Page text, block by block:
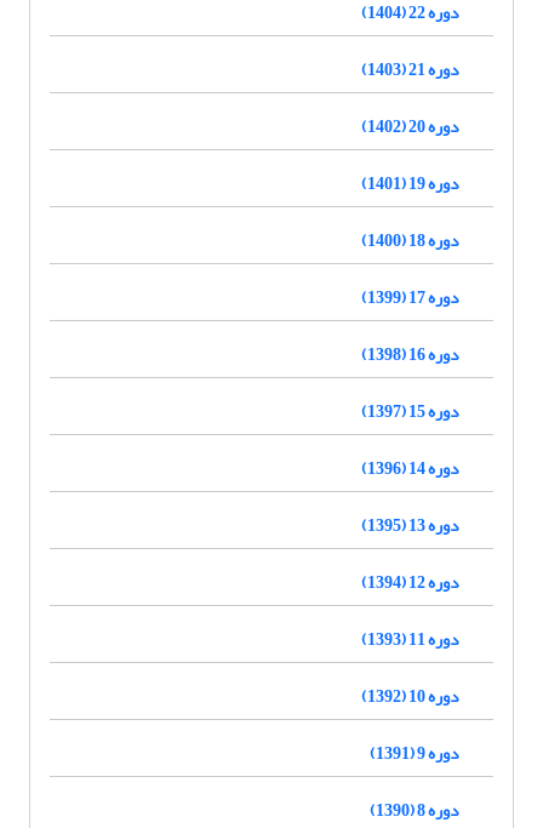
دوره 22 (1404)
دوره 21 (1403)
دوره 20 (1402)
دوره 19 (1401)
دوره 18 (1400)
دوره 17 (1399)
دوره 16 (1398)
دوره 15 (1397)
دوره 14 (1396)
دوره 13 (1395)
دوره 12 (1394)
دوره 11 (1393)
دوره 10 (1392)
دوره 9 (1391)
دوره 8 (1390)